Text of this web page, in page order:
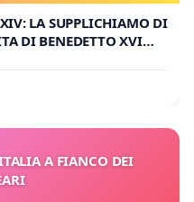
LA SUPPLICHIAMO DI
DI BENEDETTO XVI
PROCESSO
A FIANCO DEI